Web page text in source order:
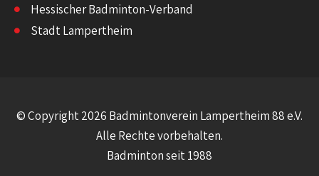
Hessischer Badminton-Verband
Stadt Lampertheim
© Copyright 2026 Badmintonverein Lampertheim 88 e.V.
Alle Rechte vorbehalten.
Badminton seit 1988